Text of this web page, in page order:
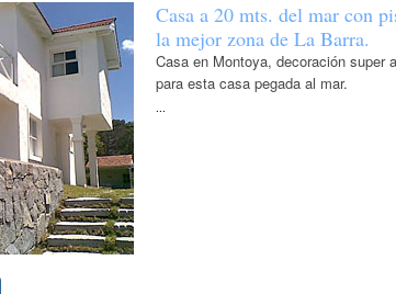
Casa a 20 mts. del mar con
la mejor zona de La Barra.
Casa en Montoya, decoración super
para esta casa pegada al mar.
...